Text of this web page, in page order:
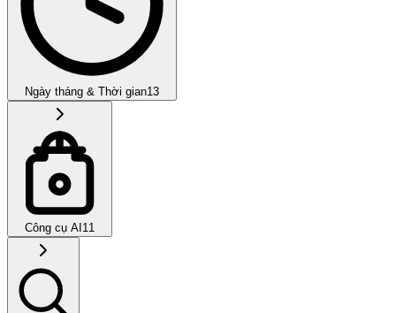
Ngày tháng & Thời gian13
Công cụ AI 11